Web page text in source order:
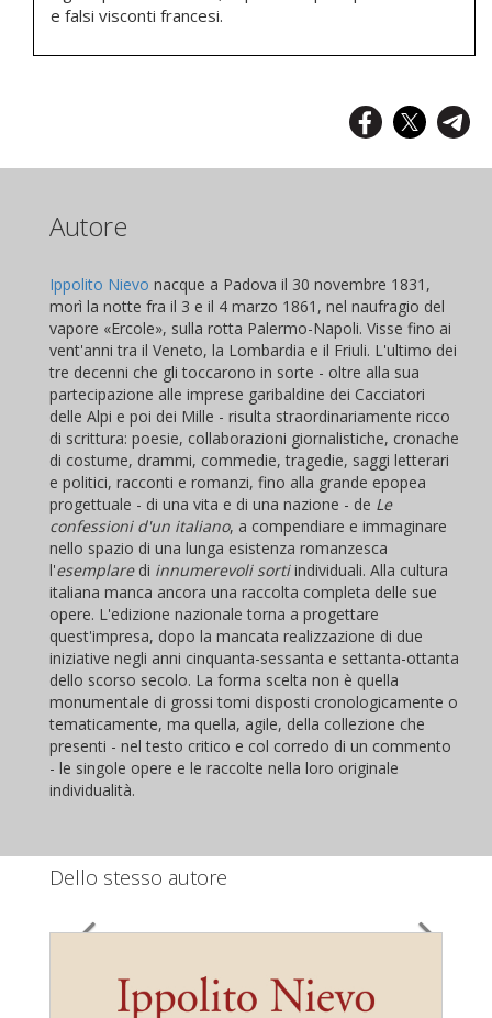
e falsi visconti francesi.
Autore
Ippolito Nievo nacque a Padova il 30 novembre 1831,
morì la notte fra il 3 e il 4 marzo 1861, nel naufragio del
vapore «Ercole», sulla rotta Palermo-Napoli. Visse fino ai
vent'anni tra il Veneto, la Lombardia e il Friuli. L'ultimo dei
tre decenni che gli toccarono in sorte - oltre alla sua
partecipazione alle imprese garibaldine dei Cacciatori
delle Alpi e poi dei Mille - risulta straordinariamente ricco
di scrittura: poesie, collaborazioni giornalistiche, cronache
di costume, drammi, commedie, tragedie, saggi letterari
e politici, racconti e romanzi, fino alla grande epopea
progettuale - di una vita e di una nazione - de Le
confessioni d'un italiano, a compendiare e immaginare
nello spazio di una lunga esistenza romanzesca
l'esemplaredi innumerevoli sortiindividuali. Alla cultura
italiana manca ancora una raccolta completa delle sue
opere. L'edizione nazionale torna a progettare
quest'impresa, dopo la mancata realizzazione di due
iniziative negli anni cinquanta-sessanta e settanta-ottanta
dello scorso secolo. La forma scelta non è quella
monumentale di grossi tomi disposti cronologicamente o
tematicamente, ma quella, agile, della collezione che
presenti - nel testo critico e col corredo di un commento
- le singole opere e le raccolte nella loro originale
individualità.
Dello stesso autore